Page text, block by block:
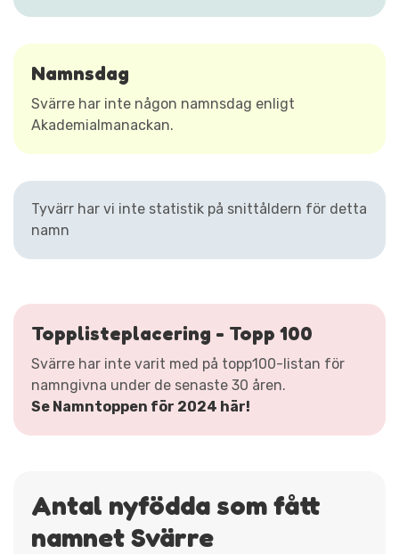
Namnsdag
Svärre har inte någon namnsdag enligt
Akademialmanackan.
Tyvärr har vi inte statistik på snittåldern för detta
namn
Topplisteplacering - Topp 100
Svärre har inte varit med på topp100-listan för
namngivna under de senaste 30 åren.
Se Namntoppen för 2024 här!
Antal nyfödda som fått
namnet Svärre